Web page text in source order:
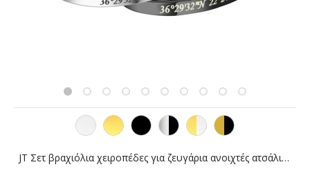
JT Σετ βραχιόλια χειροπέδες για ζευγάρια ανοιχτές ατσάλι με χάραξη